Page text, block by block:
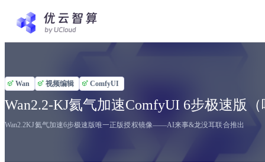
Wan 视频编辑 ComfyUI
Wan2.2-KJ氦气加速ComfyUI 6步极速版
Wan2.2KJ氦气加速6步极速版唯一正版授权镜像——AI来事&龙没耳联合推出